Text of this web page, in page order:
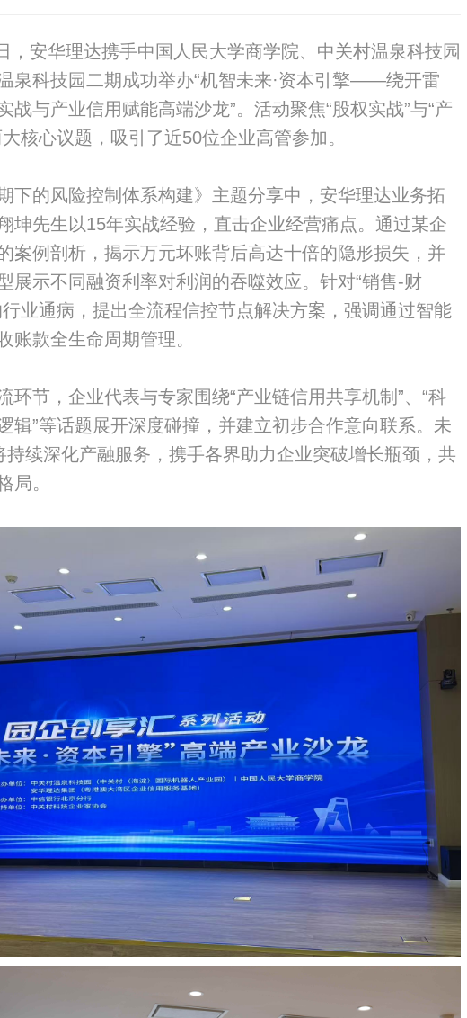
，安华理达携手中国人民大学商学院、中关村温泉科技园
泉科技园二期成功举办“机智未来·资本引擎——绕开雷
战与产业信用赋能高端沙龙”。活动聚焦“股权实战”与“产
核心议题，吸引了近50位企业高管参加。
下的风险控制体系构建》主题分享中，安华理达业务拓
坤先生以15年实战经验，直击企业经营痛点。通过某企
案例剖析，揭示万元坏账背后高达十倍的隐形损失，并
展示不同融资利率对利润的吞噬效应。针对“销售-财
行业通病，提出全流程信控节点解决方案，强调通过智能
账款全生命周期管理。
环节，企业代表与专家围绕“产业链信用共享机制”、“科
辑”等话题展开深度碰撞，并建立初步合作意向联系。未
持续深化产融服务，携手各界助力企业突破增长瓶颈，共
局。